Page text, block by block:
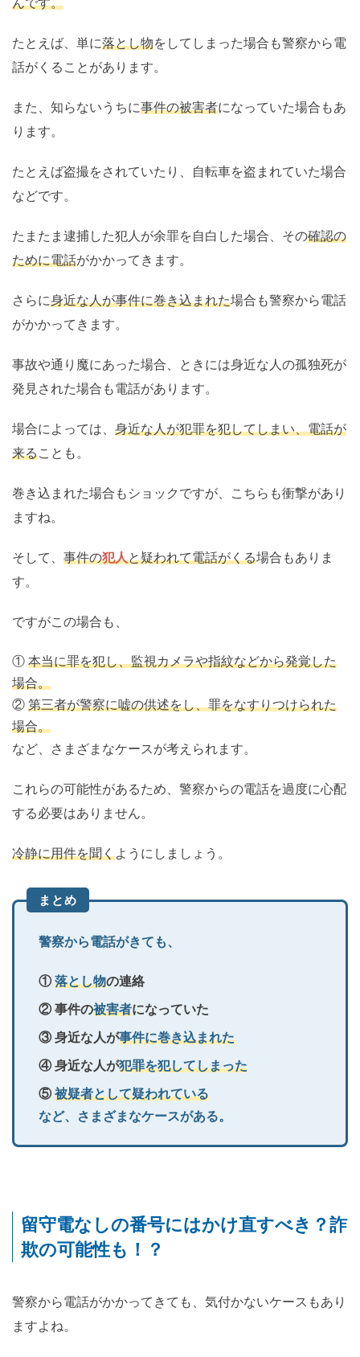
たとえば、単に落とし物をしてしまった場合も警察から電
話がくることがあります。
また、知らないうちに事件の被害者になっていた場合もあ
ります。
たとえば盗撮をされていたり、自転車を盗まれていた場合
などです。
たまたま逮捕した犯人が余罪を自白した場合、その確認の
ために電話がかかってきます。
さらに身近な人が事件に巻き込まれた場合も警察から電話
がかかってきます。
事故や通り魔にあった場合、ときには身近な人の孤独死が
発見された場合も電話があります。
場合によっては、 身近な人が犯罪を犯してしまい、電話が
来ることも。
巻き込まれた場合もショックですが、こちらも衝撃があり
ますね。
そして、 事件の犯人と疑われて電話がくる場合もありま
す。
ですがこの場合も、
① 本当に罪を犯し、監視カメラや指紋などから発覚した
場合。
② 第三者が警察に嘘の供述をし、罪をなすりつけられた
場合。
など、さまざまなケースが考えられます。
これらの可能性があるため、警察からの電話を過度に心配
する必要はありません。
冷静に用件を聞くようにしましょう。
まとめ
警察から電話がきても、
①落とし物の連絡
② 事件の被害者になっていた
③ 身近な人が事件に巻き込まれた
④ 身近な人が犯罪を犯してしまった
⑤被疑者として疑われている
など、さまざまなケースがある。
留守電なしの番号にはかけ直すべき？詐
欺の可能性も！？
警察から電話がかかってきても、気付かないケースもあり
ますよね。